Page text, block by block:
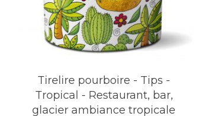
Tirelire pourboire - Tips -
Tropical - Restaurant, bar,
glacier ambiance tropicale